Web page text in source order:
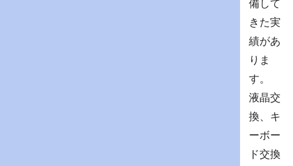
備して
きた実
績があ
りま
す。
液晶交
換、キ
ーボー
ド交換